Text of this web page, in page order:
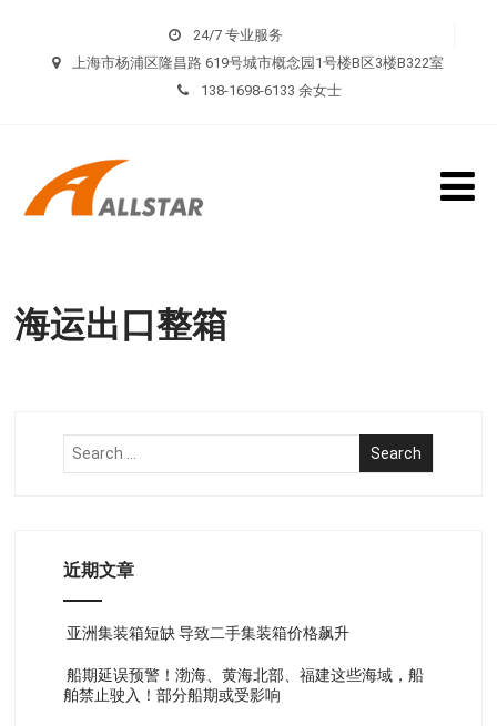
24/7 专业服务
上海市杨浦区隆昌路 619号城市概念园1号楼B区3楼B322室
138-1698-6133 余女士
海运出口整箱
近期文章
亚洲集装箱短缺 导致二手集装箱价格飙升
船期延误预警！渤海、黄海北部、福建这些海域，船
舶禁止驶入！部分船期或受影响